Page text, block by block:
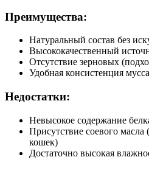
Преимущества:
Натуральный состав без
Высококачественный
Отсутствие зерновых
Удобная консистенция мусса
Недостатки:
Невысокое содержание
Присутствие соевого
кошек)
Достаточно высокая